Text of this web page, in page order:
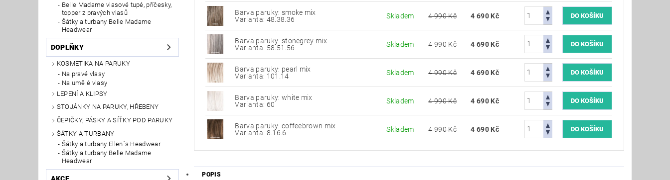
Belle Madame vlasové tupé, příčesky,
topper z pravých vlasů
Šátky a turbany Belle Madame
Headwear
DOPLŇKY
KOSMETIKA NA PARUKY
Na pravé vlasy
Na umělé vlasy
LEPENÍ A KLIPSY
STOJÁNKY NA PARUKY, HŘEBENY
ČEPIČKY, PÁSKY A SÍŤKY POD PARUKY
ŠÁTKY A TURBANY
Šátky a turbany Ellen´s Headwear
Šátky a turbany Belle Madame
Headwear
Barva paruky: smoke mix
Varianta: 48.38.36
Skladem 4 990 Kč 4 690 Kč
Barva paruky: stonegrey mix
Varianta: 58.51.56
Skladem 4 990 Kč 4 690 Kč
Barva paruky: pearl mix
Varianta: 101.14
Skladem 4 990 Kč 4 690 Kč
Barva paruky: white mix
Varianta: 60
Skladem 4 990 Kč 4 690 Kč
Barva paruky: coffeebrown mix
Varianta: 8.16.6
Skladem 4 990 Kč 4 690 Kč
POPIS